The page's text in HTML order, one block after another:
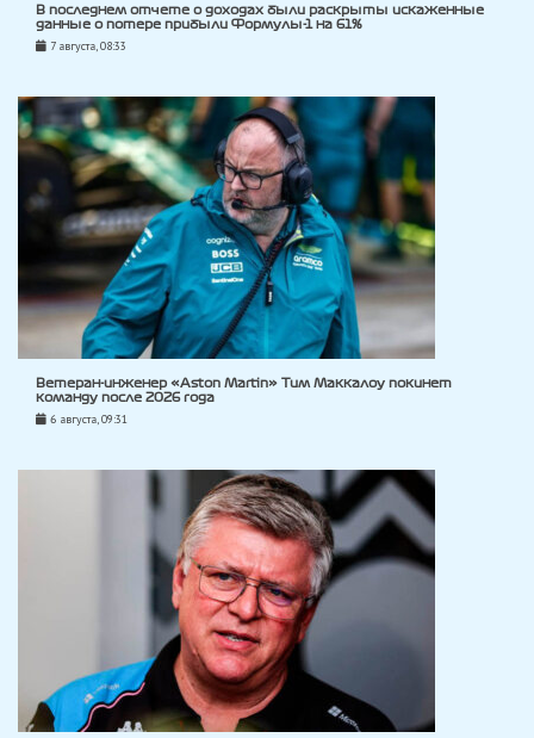
В последнем отчете о доходах были раскрыты искаженные
данные о потере прибыли Формулы-1 на 61%
7 августа, 08:33
Ветеран-инженер «Aston Martin» Тим Маккалоу покинет
команду после 2026 года
6 августа, 09:31